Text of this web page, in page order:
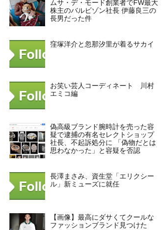
ムサ・デ・モード創業者でFW最大
株主のバルビゾン社長 伊藤良三の
長男だった件
窪塚洋介と忽那汐里が着るサカイ
お笑い芸人コーディネート 川村
エミコ編
偽高級ブランド腕時計を売った容
疑で逮捕の有名セレクトショップ
社長、不起訴処分に 「偽物だとは
思わなかった」と容疑を否認
長澤まさみ、資生堂「エリクシー
ル」新ミューズに就任
【画像】最高にダサくてクールな
ファッションブランド見つけた